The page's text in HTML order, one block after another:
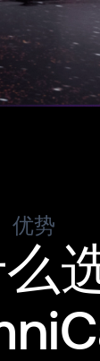
优势